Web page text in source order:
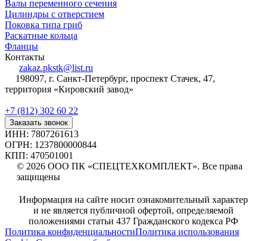
Валы переменного сечения
Цилиндры с отверстием
Поковка типа гриб
Раскатные кольца
Фланцы
Контакты
zakaz.pkstk@list.ru
198097, г. Санкт-Петербург, проспект Стачек, 47,
территория «Кировский завод»
+7 (812) 302 60 22
Заказать звонок
ИНН: 7807261613
ОГРН: 1237800000844
КПП: 470501001
© 2026 ООО ПК «СПЕЦТЕХКОМПЛЕКТ». Все права
защищены
Информация на сайте носит ознакомительный характер
и не является публичной офертой, определяемой
положениями статьи 437 Гражданского кодекса РФ
Политика конфиденциальностиПолитика использования